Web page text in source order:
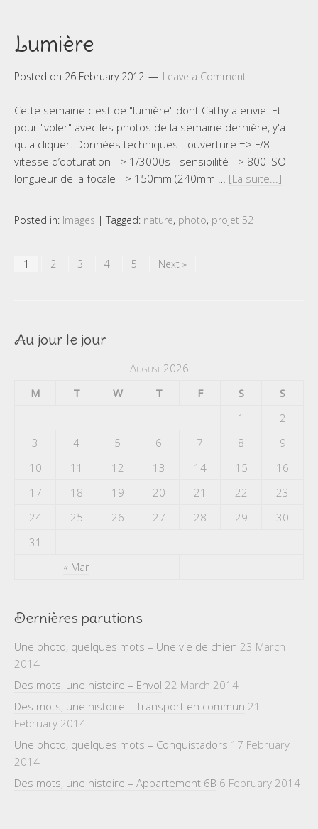
Lumière
Posted on 26 February 2012 Leave a Comment
Cette semaine c'est de "lumière" dont Cathy a envie. Et
pour "voler" avec les photos de la semaine dernière, y'a
qu'a cliquer. Données techniques - ouverture => F/8 -
vitesse d’obturation => 1/3000s - sensibilité => 800 ISO -
longueur de la focale => 150mm (240mm … [La suite...]
Posted in: Images | Tagged: nature, photo, projet 52
1 2 3 4 5 Next »
Au jour le jour
August 2026
M
T W T F S S
« Mar
1
2
3
4 5 6 7 8
9
10
11 12 13 14 15
16
17
18 19 20 21 22
23
24
25 26 27 28 29
30
31
Dernières parutions
Une photo, quelques mots – Une vie de chien 23 March
2014
Des mots, une histoire – Envol 22 March 2014
Des mots, une histoire – Transport en commun 21
February 2014
Une photo, quelques mots – Conquistadors 17 February
2014
Des mots, une histoire – Appartement 6B 6 February 2014